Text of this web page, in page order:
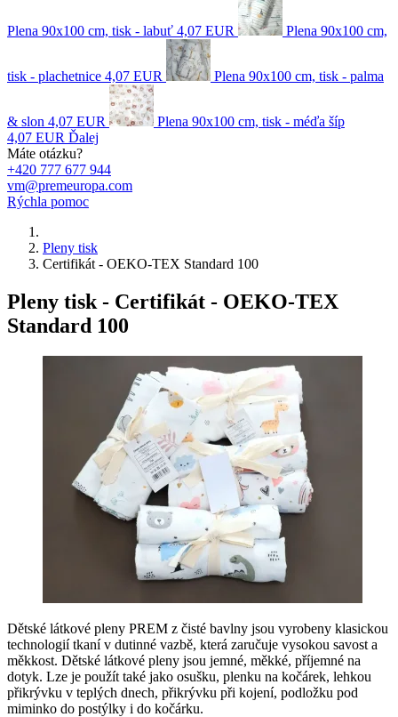
Plena 90x100 cm, tisk - labuť 4,07 EUR Plena 90x100 cm,
tisk - plachetnice 4,07 EUR Plena 90x100 cm, tisk - palma
& slon 4,07 EUR
Plena 90x100 cm, tisk - méďa šíp
4,07 EUR Ďalej
Máte otázku?
+420 777 677 944
vm@premeuropa.com
Rýchla pomoc
Pleny tisk
Certifikát - OEKO-TEX Standard 100
Pleny tisk - Certifikát - OEKO-TEX
Standard 100
Dětské látkové pleny PREM z čisté bavlny jsou vyrobeny klasickou
technologií tkaní v dutinné vazbě, která zaručuje vysokou savost a
měkkost. Dětské látkové pleny jsou jemné, měkké, příjemné na
dotyk. Lze je použít také jako osušku, plenku na kočárek, lehkou
přikrývku v teplých dnech, přikrývku při kojení, podložku pod
miminko do postýlky i do kočárku.